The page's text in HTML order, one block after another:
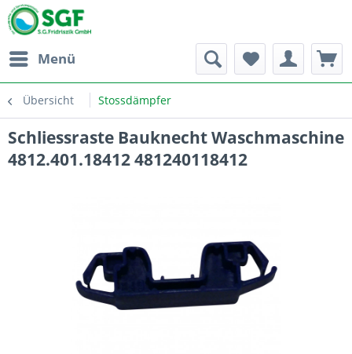
Menü
Übersicht Stossdämpfer
Schliessraste Bauknecht Waschmaschine
4812.401.18412 481240118412